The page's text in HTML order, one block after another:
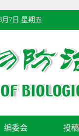
月7日 星期五
编委会 投